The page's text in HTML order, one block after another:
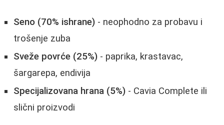
Seno (70% ishrane) - neophodno za probavu i
trošenje zuba
Sveže povrće (25%) - paprika, krastavac,
šargarepa, endivija
Specijalizovana hrana (5%) - Cavia Complete ili
slični proizvodi